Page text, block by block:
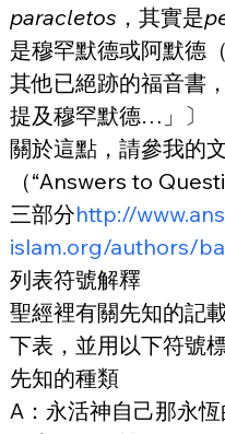
paracletos ，其實是
是穆罕默德或阿默德
其他已絕跡的福音書
提及穆罕默德…」〕
關於這點，請參我的
（“Answers to
三部分http://
islam.org/authors/
列表符號解釋
聖經裡有關先知的記
下表，並用以下符號
先知的種類
A：永活神自己那永